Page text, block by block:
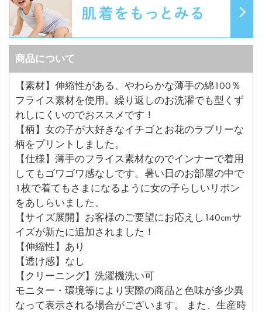
商品について
【素材】伸縮性がある、やわらかな薄手の綿100％
フライス素材を使用。繰り返しのお洗濯でも型くず
れしにくいのでおススメです！
【柄】女の子が大好きなイチゴとお花のラブリーな
柄をプリントしました。
【仕様】薄手のフライス素材なのでインナーで着用
してもゴワゴワ感なしです。暑い日のお部屋の中で
1枚で着てもさまになるように女の子らしいリボン
をあしらいました。
【サイズ展開】お客様のご要望にお応えし140cmサ
イズが新たに追加されました！
【伸縮性】あり
【透け感】なし
【クリーニング】洗濯機洗い可
モニター・環境等により実際の商品と色味が多少異
なって表示される場合がございます。 また、生産時